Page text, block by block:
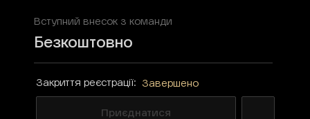
Вступний внесок з команди
Безкоштовно
Закриття реєстрації: Завершено
Приєднатися